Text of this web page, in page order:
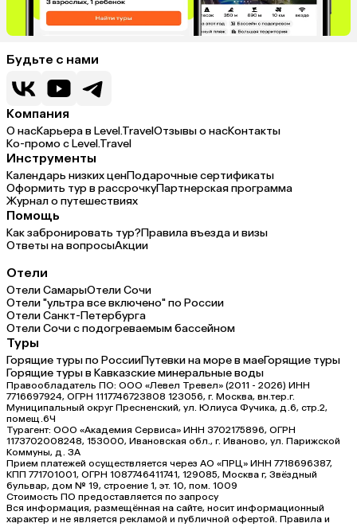
Будьте с нами
Компания
О насКарьера в Level.TravelОтзывы о насКонтакты
Ко-промо с Level.Travel
Инструменты
Календарь низких ценПодарочные сертификаты
Оформить тур в рассрочкуПартнерская программа
Журнал о путешествиях
Помощь
Как забронировать тур?Правила въезда и визы
Ответы на вопросыАкции
Отели
Отели СамарыОтели Сочи
Отели "ультра все включено" по России
Отели Санкт-Петербурга
Отели Сочи с подогреваемым бассейном
Туры
Горящие туры по РоссииПутевки на море в маеГорящие туры
Горящие туры в Кавказские минеральные воды
Правообладатель ПО: ООО «Левел Тревел» (2011 - 2026) ИНН
7716697924, ОГРН 1117746723808 123056, г. Москва, вн.тер.г.
Муниципальный округ Пресненский, ул. Юлиуса Фучика, д.6, стр.2,
помещ.6Ч
Турагент: ООО «Академия Сервиса» ИНН 3702175896, ОГРН
1173702008248, 153000, Ивановская обл., г. Иваново, ул. Парижской
Коммуны, д. ЗА
Прием платежей осуществляется через АО «ПРЦ» ИНН 7718696387,
КПП 771701001, ОГРН 1087746411741, 129085, Москва г, Звёздный
бульвар, дом № 19, строение 1, эт. 10, пом. 1009
Стоимость ПО предоставляется по запросу
Вся информация, размещённая на сайте, носит информационный
характер и не является рекламой и публичной офертой. Правила и